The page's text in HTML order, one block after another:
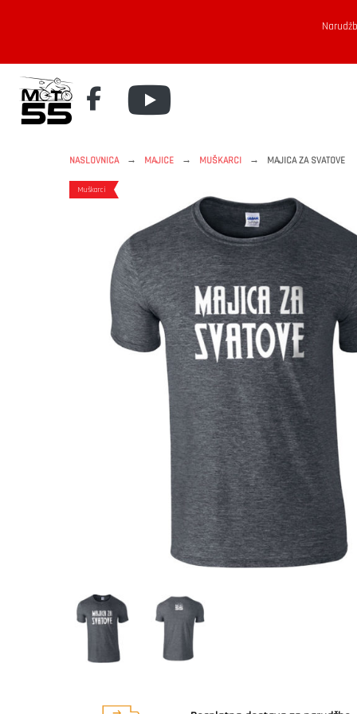
NASLOVNICA → MAJICE → MUŠKARCI → MAJICA ZA SVATOVE
Muškarci